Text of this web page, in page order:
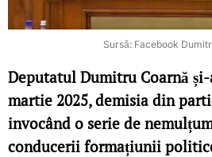
Sursă: Facebook
Deputatul Dumitru Coarnă
martie 2025, demisia din
invocând o serie de
conducerii formațiunii